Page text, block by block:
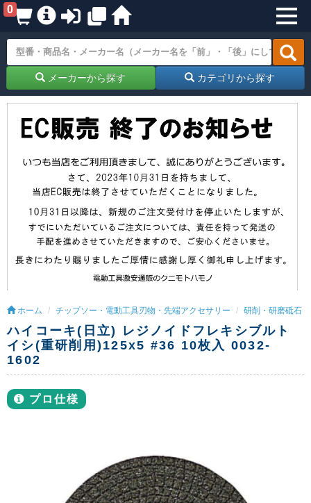
0
メーカーから探す カテゴリから探す
ホーム チップソー・電動工具刃物・先端アクセサリー 研削・研磨砥石
ハイコーキ(日立) レジノイドフレキシブルト
イシ(重研削用)125x5 #36 10枚入 0032-
1602
プロ仕様